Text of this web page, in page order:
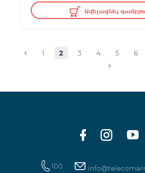
Ավելացնել
1 2 3 4 5 6
100